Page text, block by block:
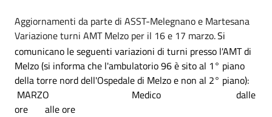
Aggiornamenti da parte di ASST-Melegnano e Martesana
Variazione turni AMT Melzo per il 16 e 17 marzo.Si
comunicano le seguenti variazioni di turni presso l'AMT di
Melzo (si informa che l'ambulatorio 96 è sito al 1° piano
della torre nord dell'Ospedale di Melzo e non al 2° piano):
MARZO Medico dalle
ore alle ore